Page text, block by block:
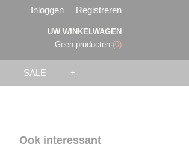
Inloggen Registreren
UW WINKELWAGEN
Geen producten (0)
SALE +
Ook interessant